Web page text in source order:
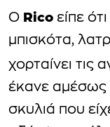
Ο Rico είπε
μπισκότα,
χορταίνει τις
έκανε αμέσως
σκυλιά που